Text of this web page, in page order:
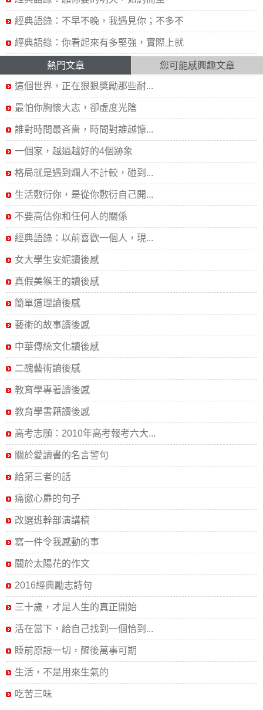
經典語錄：不早不晚，我遇見你；不多不
經典語錄：你看起來有多堅強，實際上就
熱門文章 您可能感興趣文章
這個世界，正在狠狠獎勵那些耐...
最怕你胸懷大志，卻虛度光陰
誰對時間最吝嗇，時間對誰越慷...
一個家，越過越好的4個跡象
格局就是遇到爛人不計較，碰到...
生活敷衍你，是從你敷衍自己開...
不要高估你和任何人的關係
經典語錄：以前喜歡一個人，現...
女大學生安妮讀後感
真假美猴王的讀後感
簡單道理讀後感
藝術的故事讀後感
中華傳統文化讀後感
二醜藝術讀後感
教育學專著讀後感
教育學書籍讀後感
高考志願：2010年高考報考六大...
關於愛讀書的名言警句
給第三者的話
痛徹心扉的句子
改選班幹部演講稿
寫一件令我感動的事
關於太陽花的作文
2016經典勵志詩句
三十歲，才是人生的真正開始
活在當下，給自己找到一個恰到...
睡前原諒一切，醒後萬事可期
生活，不是用來生氣的
吃苦三味